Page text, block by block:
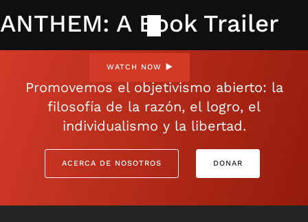
ANTHEM: A Book Trailer
WATCH NOW
Promovemos el objetivismo abierto: la
filosofía de la razón, el logro, el
individualismo y la libertad.
ACERCA DE NOSOTROS DONAR